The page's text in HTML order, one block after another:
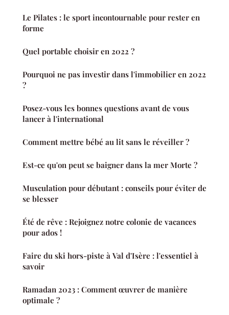
Le Pilates : le sport incontournable pour rester en
forme
Quel portable choisir en 2022 ?
Pourquoi ne pas investir dans l'immobilier en 2022
?
Posez-vous les bonnes questions avant de vous
lancer à l'international
Comment mettre bébé au lit sans le réveiller ?
Est-ce qu'on peut se baigner dans la mer Morte ?
Musculation pour débutant : conseils pour éviter de
se blesser
Été de rêve : Rejoignez notre colonie de vacances
pour ados !
Faire du ski hors-piste à Val d'Isère : l'essentiel à
savoir
Ramadan 2023 : Comment œuvrer de manière
optimale ?